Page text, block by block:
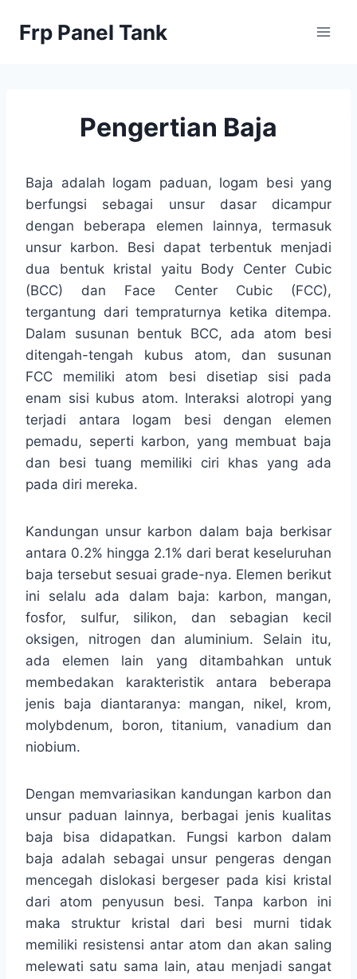
Frp Panel Tank
Pengertian Baja
Baja adalah logam paduan, logam besi yang
berfungsi sebagai unsur dasar dicampur
dengan beberapa elemen lainnya, termasuk
unsur karbon. Besi dapat terbentuk menjadi
dua bentuk kristal yaitu Body Center Cubic
(BCC) dan Face Center Cubic (FCC),
tergantung dari tempraturnya ketika ditempa.
Dalam susunan bentuk BCC, ada atom besi
ditengah-tengah kubus atom, dan susunan
FCC memiliki atom besi disetiap sisi pada
enam sisi kubus atom. Interaksi alotropi yang
terjadi antara logam besi dengan elemen
pemadu, seperti karbon, yang membuat baja
dan besi tuang memiliki ciri khas yang ada
pada diri mereka.
Kandungan unsur karbon dalam baja berkisar
antara 0.2% hingga 2.1% dari berat keseluruhan
baja tersebut sesuai grade-nya. Elemen berikut
ini selalu ada dalam baja: karbon, mangan,
fosfor, sulfur, silikon, dan sebagian kecil
oksigen, nitrogen dan aluminium. Selain itu,
ada elemen lain yang ditambahkan untuk
membedakan karakteristik antara beberapa
jenis baja diantaranya: mangan, nikel, krom,
molybdenum, boron, titanium, vanadium dan
niobium.
Dengan memvariasikan kandungan karbon dan
unsur paduan lainnya, berbagai jenis kualitas
baja bisa didapatkan. Fungsi karbon dalam
baja adalah sebagai unsur pengeras dengan
mencegah dislokasi bergeser pada kisi kristal
dari atom penyusun besi. Tanpa karbon ini
maka struktur kristal dari besi murni tidak
memiliki resistensi antar atom dan akan saling
melewati satu sama lain, atau menjadi sangat